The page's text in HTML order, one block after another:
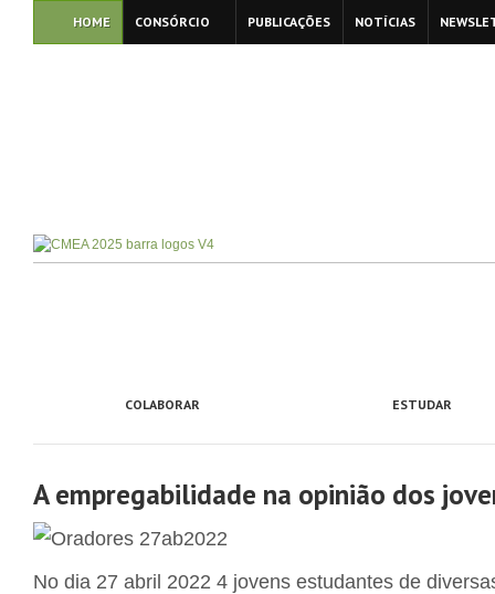
HOME CONSÓRCIO PUBLICAÇÕES NOTÍCIAS
COLABORAR ESTUDAR
A empregabilidade na opinião dos
No dia 27 abril 2022 4 jovens estudantes de